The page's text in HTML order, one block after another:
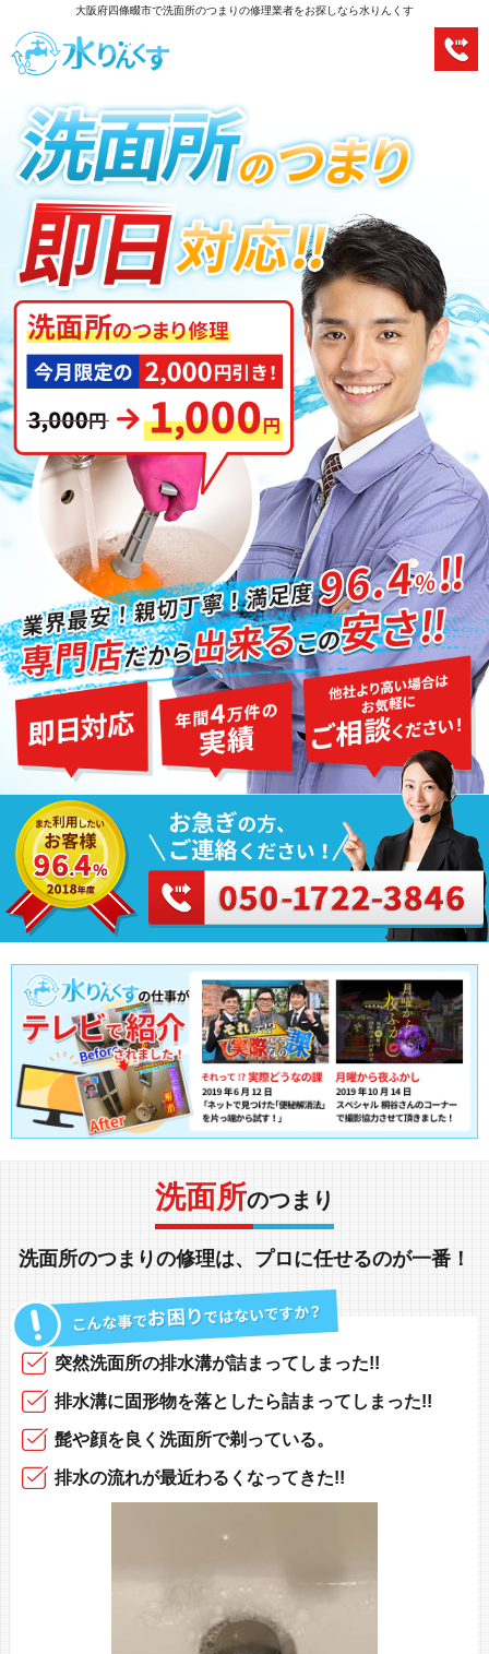
大阪府四條畷市で洗面所のつまりの修理業者をお探しなら水りんくす
洗面所のつまり
洗面所のつまりの修理は、 プロに任せるのが一番！
突然洗面所の排水溝が詰まってしまった!!
排水溝に固形物を落としたら詰まってしまった!!
髭や顔を良く洗面所で剃っている。
排水の流れが最近わるくなってきた!!